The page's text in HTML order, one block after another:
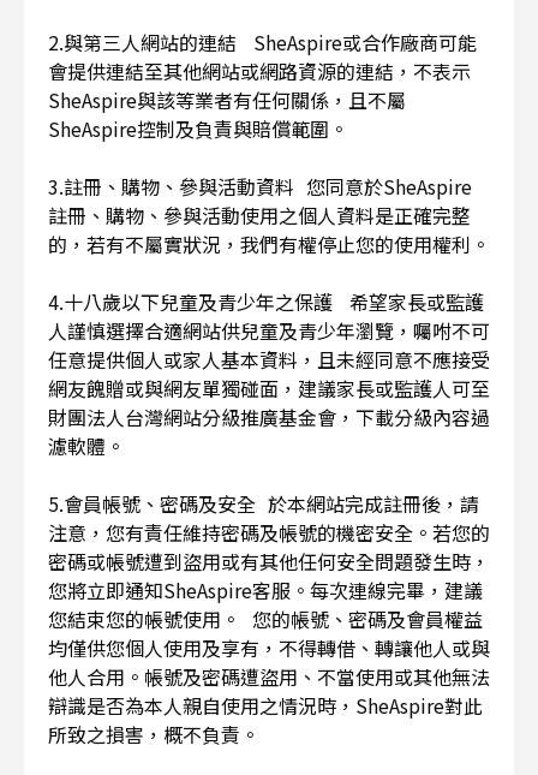
2.與第三人網站的連結 SheAspire或合作廠商可能
會提供連結至其他網站或網路資源的連結，不表示
SheAspire與該等業者有任何關係，且不屬
SheAspire控制及負責與賠償範圍。
3.註冊、購物、參與活動資料 您同意於SheAspire
註冊、購物、參與活動使用之個人資料是正確完整
的，若有不屬實狀況，我們有權停止您的使用權利。
4.十八歲以下兒童及青少年之保護 希望家長或監護
人謹慎選擇合適網站供兒童及青少年瀏覽，囑咐不可
任意提供個人或家人基本資料，且未經同意不應接受
網友餽贈或與網友單獨碰面，建議家長或監護人可至
財團法人台灣網站分級推廣基金會，下載分級內容過
濾軟體。
5.會員帳號、密碼及安全 於本網站完成註冊後，請
注意，您有責任維持密碼及帳號的機密安全。若您的
密碼或帳號遭到盜用或有其他任何安全問題發生時，
您將立即通知SheAspire客服。每次連線完畢，建議
您結束您的帳號使用。 您的帳號、密碼及會員權益
均僅供您個人使用及享有，不得轉借、轉讓他人或與
他人合用。帳號及密碼遭盜用、不當使用或其他無法
辯識是否為本人親自使用之情況時，SheAspire對此
所致之損害，概不負責。